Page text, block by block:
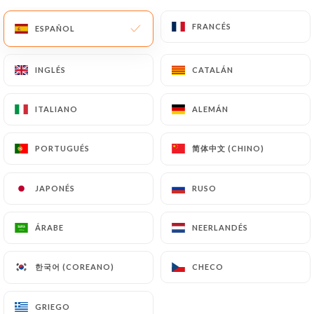
MENÚ
ESPAÑOL FRANCÉS
INGLÉS CATALÁN
ITALIANO ALEMÁN
PORTUGUÉS 简体中文 (CHINO)
JAPONÉS RUSO
ÁRABE NEERLANDÉS
한국어 (COREANO) CHECO
GRIEGO
Contacto
ESPAÑOL FRANCÉS
INGLÉS CATALÁN
ITALIANO ALEMÁN
PORTUGUÉS 简体中文 (CHINO)
JAPONÉS RUSO
ÁRABE NEERLANDÉS
한국어 (COREANO) CHECO
GRIEGO